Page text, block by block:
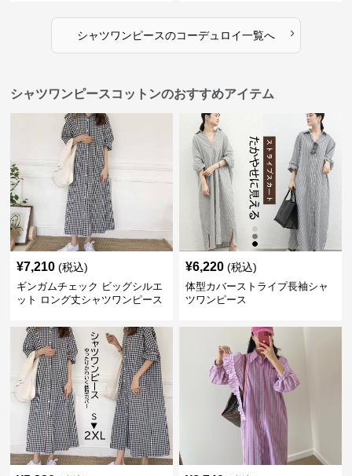
シャツワンピースのコーデュロイ一覧へ ›
シャツワンピースコットンのおすすめアイテム
¥7,210 (税込)
ギンガムチェック ビッグシルエ
ット ロング丈シャツワンピース
¥6,220 (税込)
体型カバーストライプ長袖シャ
ツワンピース